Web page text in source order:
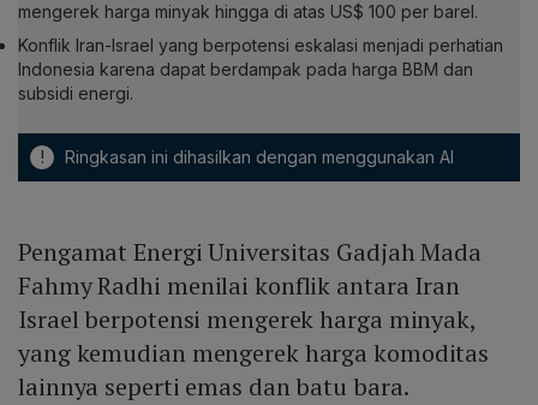
mengerek harga minyak hingga di atas US$ 100 per barel.
Konflik Iran-Israel yang berpotensi eskalasi menjadi perhatian
Indonesia karena dapat berdampak pada harga BBM dan
subsidi energi.
! Ringkasan ini dihasilkan dengan menggunakan AI
Pengamat Energi Universitas Gadjah Mada
Fahmy Radhi menilai konflik antara Iran
Israel berpotensi mengerek harga minyak,
yang kemudian mengerek harga komoditas
lainnya seperti emas dan batu bara.